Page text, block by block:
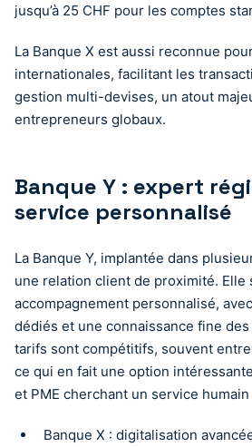
jusqu’à 25 CHF pour les comptes
La Banque X est aussi reconnue
internationales, facilitant les
gestion multi-devises, un atout
entrepreneurs globaux.
Banque Y : expert
service personnalisé
La Banque Y, implantée dans
une relation client de proximité. Elle
accompagnement personnalisé,
dédiés et une connaissance fine
tarifs sont compétitifs, souvent entre
ce qui en fait une option
et PME cherchant un service
Banque X : digitalisation